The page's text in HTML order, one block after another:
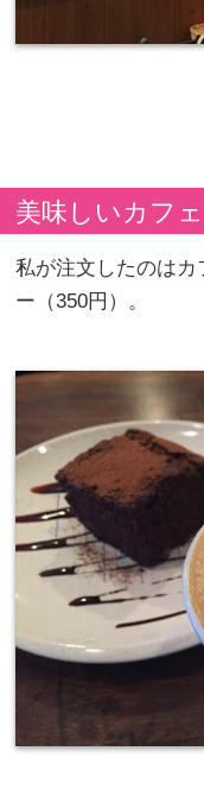
美味しいカフ
私が注文したのは
ー（350円）。